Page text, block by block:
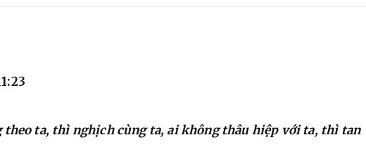
theo ta, thì nghịch cùng ta, ai không thâu hiệp với ta, thì tan